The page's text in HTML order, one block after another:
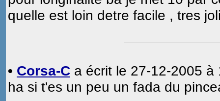
quelle est loin detre facile , tres
• Corsa-C a écrit le 27-12-2005 à
ha si t'es un peu un fada du